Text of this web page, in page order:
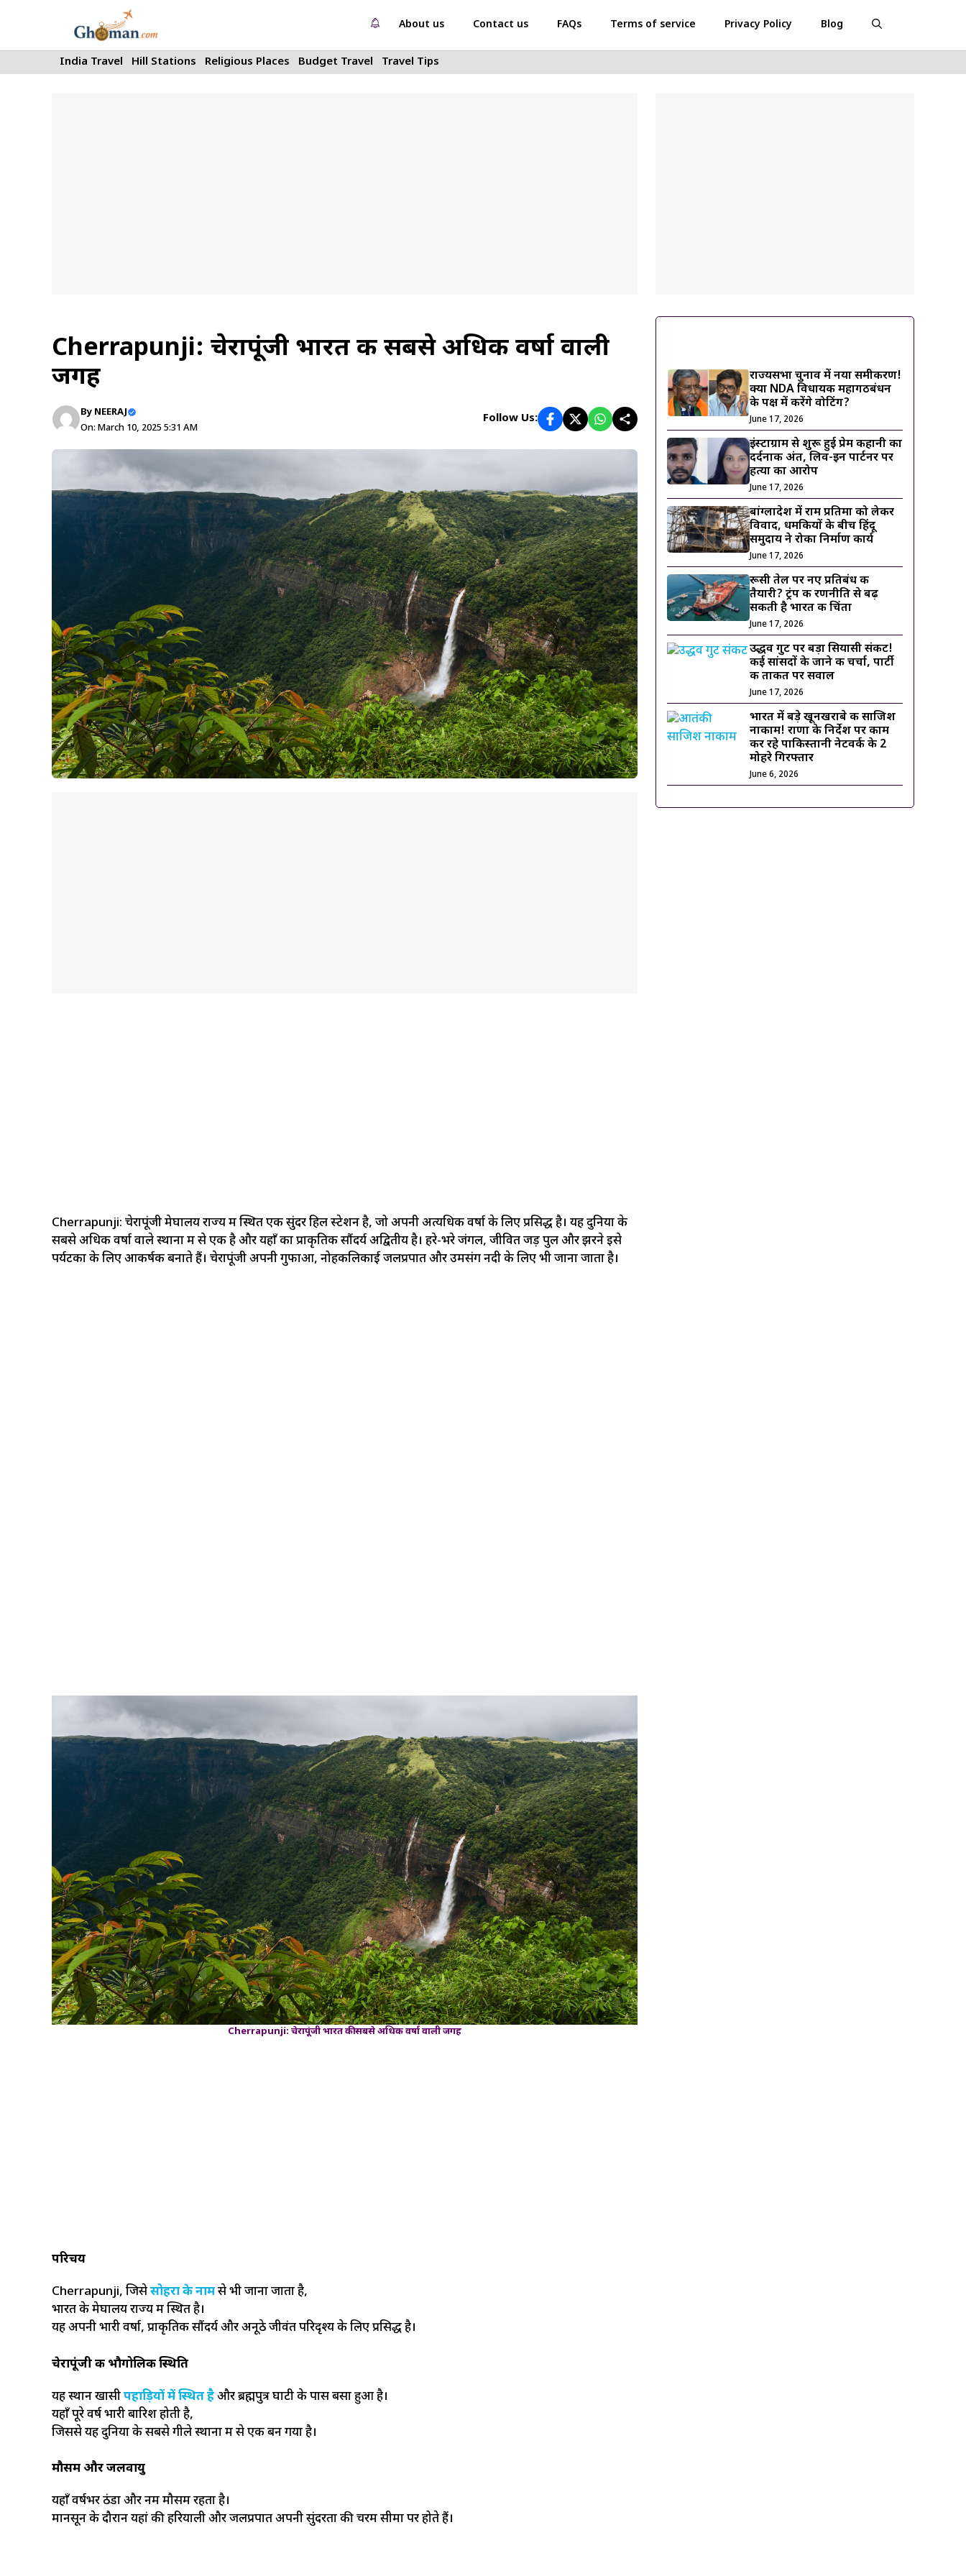
About us Contact us FAQs Terms of service Privacy Policy Blog
India Travel Hill Stations Religious Places Budget Travel Travel Tips
Cherrapunji: चेरापूंजी भारत की सबसे अधिक वर्षा वाली
जगह
By NEERAJ
On: March 10, 2025 5:31 AM
Follow Us:
Cherrapunji: चेरापूंजी मेघालय राज्य में स्थित एक सुंदर हिल स्टेशन है, जो अपनी अत्यधिक वर्षा के लिए प्रसिद्ध है। यह दुनिया के
सबसे अधिक वर्षा वाले स्थानों में से एक है और यहाँ का प्राकृतिक सौंदर्य अद्वितीय है। हरे-भरे जंगल, जीवित जड़ पुल और झरने इसे
पर्यटकों के लिए आकर्षक बनाते हैं। चेरापूंजी अपनी गुफाओं, नोहकलिकाई जलप्रपात और उमसंग नदी के लिए भी जाना जाता है।
Cherrapunji: चेरापूंजी भारत की सबसे अधिक वर्षा वाली जगह
परिचय
Cherrapunji, जिसेसोहरा के नामसे भी जाना जाता है,
भारत के मेघालय राज्य में स्थित है।
यह अपनी भारी वर्षा, प्राकृतिक सौंदर्य और अनूठे जीवंत परिदृश्य के लिए प्रसिद्ध है।
चेरापूंजी की भौगोलिक स्थिति
यह स्थान खासीपहाड़ियों में स्थित हैऔर ब्रह्मपुत्र घाटी के पास बसा हुआ है।
यहाँ पूरे वर्ष भारी बारिश होती है,
जिससे यह दुनिया के सबसे गीले स्थानों में से एक बन गया है।
मौसम और जलवायु
यहाँ वर्षभर ठंडा और नम मौसम रहता है।
मानसून के दौरान यहां की हरियाली और जलप्रपात अपनी सुंदरता की चरम सीमा पर होते हैं।
राज्यसभा चुनाव में नया समीकरण!
क्या NDA विधायक महागठबंधन
के पक्ष में करेंगे वोटिंग?
June 17, 2026
इंस्टाग्राम से शुरू हुई प्रेम कहानी का
दर्दनाक अंत, लिव-इन पार्टनर पर
हत्या का आरोप
June 17, 2026
बांग्लादेश में राम प्रतिमा को लेकर
विवाद, धमकियों के बीच हिंदू
समुदाय ने रोका निर्माण कार्य
June 17, 2026
रूसी तेल पर नए प्रतिबंध की
तैयारी? ट्रंप की रणनीति से बढ़
सकती है भारत की चिंता
June 17, 2026
उद्धव गुट पर बड़ा सियासी संकट!
कई सांसदों के जाने की चर्चा, पार्टी
की ताकत पर सवाल
June 17, 2026
भारत में बड़े खूनखराबे की साजिश
नाकाम! राणा के निर्देश पर काम
कर रहे पाकिस्तानी नेटवर्क के 2
मोहरे गिरफ्तार
June 6, 2026